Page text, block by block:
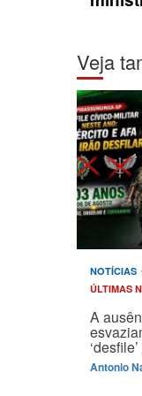
Veja
NOTÍCIAS
ÚLTIMAS
A
Antonio